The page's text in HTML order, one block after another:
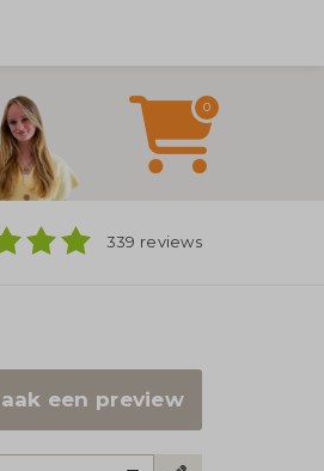
0
339 reviews
een preview